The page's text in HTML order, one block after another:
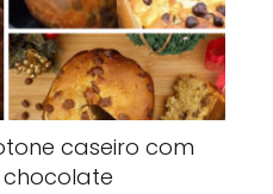
caseiro com